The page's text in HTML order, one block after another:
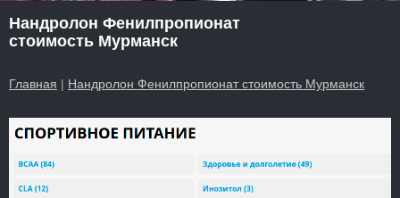
Нандролон Фенилпропионат
стоимость Мурманск
Главная | Нандролон Фенилпропионат стоимость Мурманск